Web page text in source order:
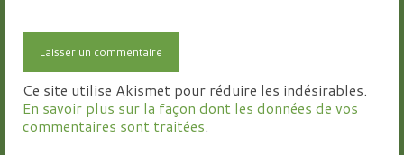
Ce site utilise Akismet pour réduire les indésirables.
En savoir plus sur la façon dont les données de vos
commentaires sont traitées.